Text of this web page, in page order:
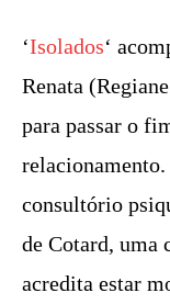
‘Isolados‘
Renata
para passar o
relacionamento.
consultório
de Cotard, uma
acredita estar